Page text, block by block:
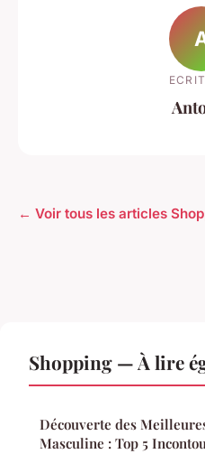
← Voir tous les articles
Shopping — À lire
Découverte des
Masculine : Top 5